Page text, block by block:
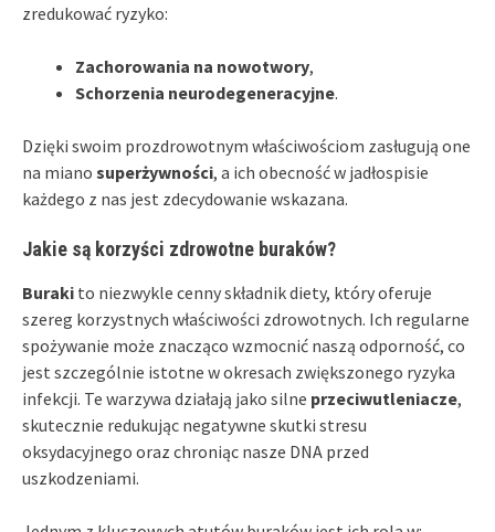
zredukować ryzyko:
Zachorowania na nowotwory,
Schorzenia neurodegeneracyjne.
Dzięki swoim prozdrowotnym właściwościom zasługują one
na miano superżywności, a ich obecność w jadłospisie
każdego z nas jest zdecydowanie wskazana.
Jakie są korzyści zdrowotne buraków?
Buraki to niezwykle cenny składnik diety, który oferuje
szereg korzystnych właściwości zdrowotnych. Ich regularne
spożywanie może znacząco wzmocnić naszą odporność, co
jest szczególnie istotne w okresach zwiększonego ryzyka
infekcji. Te warzywa działają jako silne przeciwutleniacze,
skutecznie redukując negatywne skutki stresu
oksydacyjnego oraz chroniąc nasze DNA przed
uszkodzeniami.